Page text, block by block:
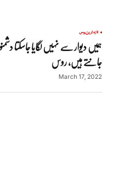
تازہ ترینروس
ہمیں دیوار سے نہیں لگایا جاسکتا
جانتے ہیں، روس
March 17, 2022